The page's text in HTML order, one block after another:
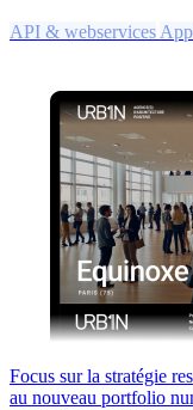
API & webservices
Focus sur la stratégie
au nouveau portfolio